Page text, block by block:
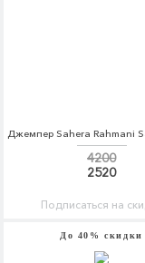
4200
2520
Подписаться на
До 40% скидки